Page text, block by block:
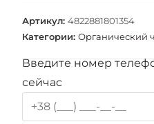
Артикул:4822881801354
Категории:Органический
Введите номер
сейчас